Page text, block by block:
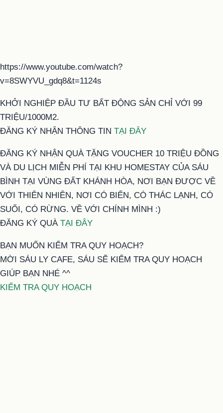
https://www.youtube.com/watch?
v=8SWYVU_gdq8&t=1124s
KHỞI NGHIỆP ĐẦU TƯ BẤT ĐỘNG SẢN CHỈ VỚI 99
TRIỆU/1000M2.
ĐĂNG KÝ NHẬN THÔNG TIN TẠI ĐÂY
ĐĂNG KÝ NHẬN QUÀ TẶNG VOUCHER 10 TRIỆU ĐỒNG
VÀ DU LỊCH MIỄN PHÍ TẠI KHU HOMESTAY CỦA SÁU
BÌNH TẠI VÙNG ĐẤT KHÁNH HÒA, NƠI BẠN ĐƯỢC VỀ
VỚI THIÊN NHIÊN, NƠI CÓ BIỂN, CÓ THÁC LẠNH, CÓ
SUỐI, CÓ RỪNG. VỀ VỚI CHÍNH MÌNH :)
ĐĂNG KÝ QUÀ TẠI ĐÂY
BẠN MUỐN KIỂM TRA QUY HOẠCH?
MỜI SÁU LY CAFE, SÁU SẼ KIỂM TRA QUY HOẠCH
GIÚP BẠN NHÉ ^^
KIỂM TRA QUY HOẠCH